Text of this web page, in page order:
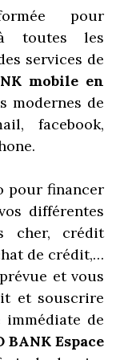
pour
à toutes les
services de
mobile en
modernes de
facebook,
pour financer
différentes
cher, crédit
de crédit,…
et vous
et souscrire
immédiate de
BANK Espace